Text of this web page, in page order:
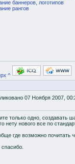
баннеров, логотипов
рангов
^
07 Ноября 2007,
только одно, создавать
нету нового все по
где возможно почитать